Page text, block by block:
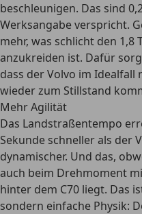
beschleunigen. Das sind
Werksangabe verspricht.
mehr, was schlicht den 1,8
anzukreiden ist. Dafür
dass der Volvo im Idealfall
wieder zum Stillstand
Mehr Agilität
Das Landstraßentempo
Sekunde schneller als der
dynamischer. Und das,
auch beim Drehmoment
hinter dem C70 liegt. Das
sondern einfache Physik: